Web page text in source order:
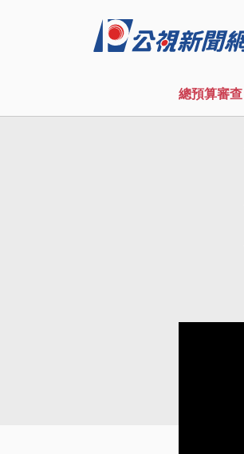
總預算審查